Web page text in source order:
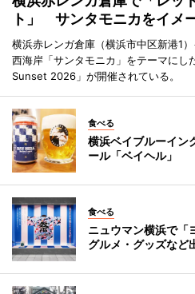
ト」 サンタモニカをイメ
横浜赤レンガ倉庫（横浜市中区新港1
西海岸「サンタモニカ」をテーマにし
Sunset 2026」が開催されている。
食べる
横浜ベイブルーイ
ール「ベイヘル」
食べる
ニュウマン横浜で
グルメ・グッズなど